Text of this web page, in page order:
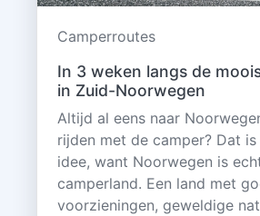
Camperroutes
In 3 weken langs de
in Zuid-Noorwegen
Altijd al eens naar
rijden met de camper? Dat
idee, want Noorwegen is
camperland. Een land met
voorzieningen, geweldige